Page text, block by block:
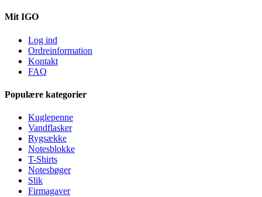
Mit IGO
Log ind
Ordreinformation
Kontakt
FAQ
Populære kategorier
Kuglepenne
Vandflasker
Rygsække
Notesblokke
T-Shirts
Notesbøger
Slik
Firmagaver